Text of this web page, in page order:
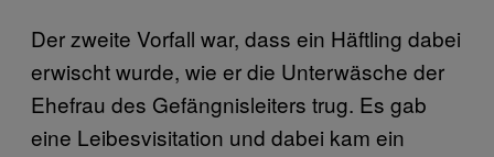
Der zweite Vorfall war, dass ein Häftling dabei
erwischt wurde, wie er die Unterwäsche der
Ehefrau des Gefängnisleiters trug. Es gab
eine Leibesvisitation und dabei kam ein